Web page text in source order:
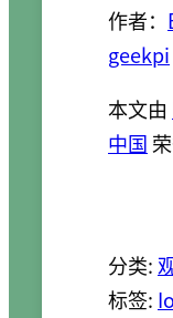
作者：
geekpi
本文由
中国
分类:
标签: